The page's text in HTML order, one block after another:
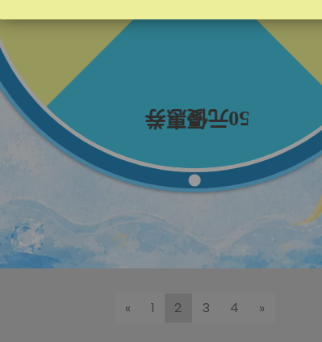
自我膚質檢測！你是哪種肌膚呢？讓
保養事半功倍的小秘訣
vigorskincare | 2023-12-12
你也期待有✨完美無瑕✨的光澤肌膚嗎？ &n⋯
閱讀更多 ->
« 1 2 3 4 »